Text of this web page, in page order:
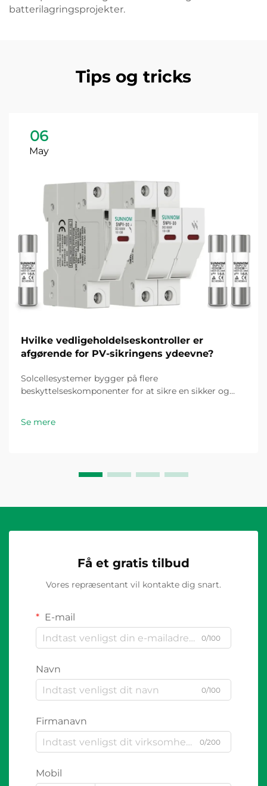
batterilagringsprojekter.
Tips og tricks
06
May
Hvilke vedligeholdelseskontroller er
afgørende for PV-sikringens ydeevne?
Solcellesystemer bygger på flere
beskyttelseskomponenter for at sikre en sikker og
beskadige moduler, kabler eller invertere. Selvom
Se mere
Få et gratis tilbud
Vores repræsentant vil kontakte dig snart.
E-mail
0/100
Navn
0/100
Firmanavn
0/200
Mobil